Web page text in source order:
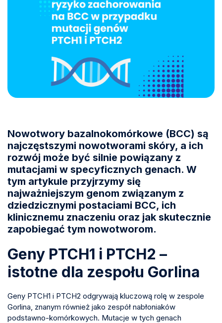
Nowotwory bazalnokomórkowe (BCC) są
najczęstszymi nowotworami skóry, a ich
rozwój może być silnie powiązany z
mutacjami w specyficznych genach. W
tym artykule przyjrzymy się
najważniejszym genom związanym z
dziedzicznymi postaciami BCC, ich
klinicznemu znaczeniu oraz jak skutecznie
zapobiegać tym nowotworom.
Geny PTCH1 i PTCH2 –
istotne dla zespołu Gorlina
Geny PTCH1 i PTCH2 odgrywają kluczową rolę w zespole
Gorlina, znanym również jako zespół nabłoniaków
podstawno-komórkowych. Mutacje w tych genach